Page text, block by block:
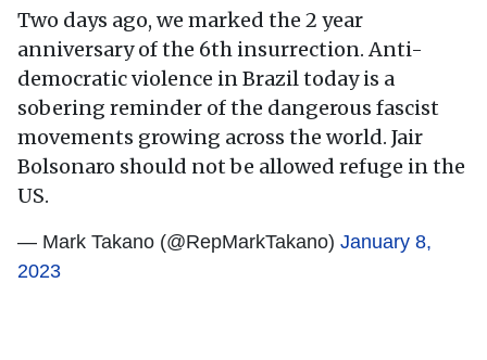
Two days ago, we marked the 2 year
anniversary of the 6th insurrection. Anti-
democratic violence in Brazil today is a
sobering reminder of the dangerous fascist
movements growing across the world. Jair
Bolsonaro should not be allowed refuge in the
US.
— Mark Takano (@RepMarkTakano) January 8,
2023